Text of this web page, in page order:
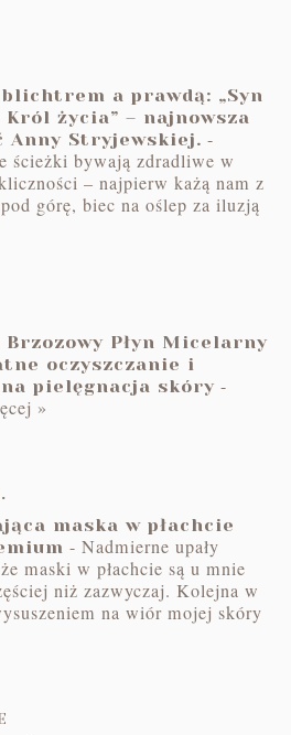
a prawdą: „Syn
życia” – najnowsza
Anny Stryjewskiej. -
ścieżki bywają zdradliwe w
– najpierw każą nam z
górę, biec na oślep za iluzją
Brzozowy Płyn Micelarny
oczyszczanie i
pielęgnacja skóry -
»
maska w płachcie
-Nadmierne upały
maski w płachcie są u mnie
niż zazwyczaj. Kolejna w
na wiór mojej skóry